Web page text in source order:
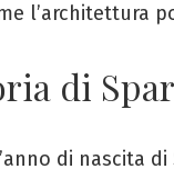
l’architettura
di
di nascita